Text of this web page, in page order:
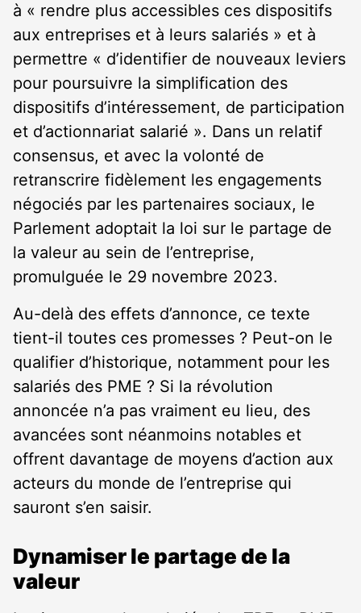
à « rendre plus accessibles ces dispositifs
aux entreprises et à leurs salariés » et à
permettre « d’identifier de nouveaux leviers
pour poursuivre la simplification des
dispositifs d’intéressement, de participation
et d’actionnariat salarié ». Dans un relatif
consensus, et avec la volonté de
retranscrire fidèlement les engagements
négociés par les partenaires sociaux, le
Parlement adoptait la loi sur le partage de
la valeur au sein de l’entreprise,
promulguée le 29 novembre 2023.
Au-delà des effets d’annonce, ce texte
tient-il toutes ces promesses ? Peut-on le
qualifier d’historique, notamment pour les
salariés des PME ? Si la révolution
annoncée n’a pas vraiment eu lieu, des
avancées sont néanmoins notables et
offrent davantage de moyens d’action aux
acteurs du monde de l’entreprise qui
sauront s’en saisir.
Dynamiser le partage de la
valeur